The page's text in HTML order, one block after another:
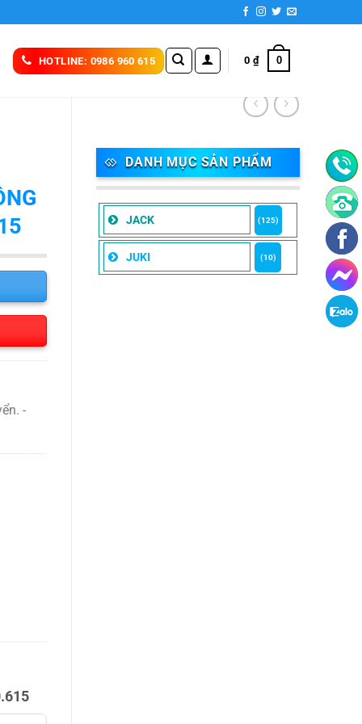
HOTLINE: 0986 960 615 0 ₫ 0
DANH MỤC SẢN PHẨM
JACK (125)
JUKI (10)
-